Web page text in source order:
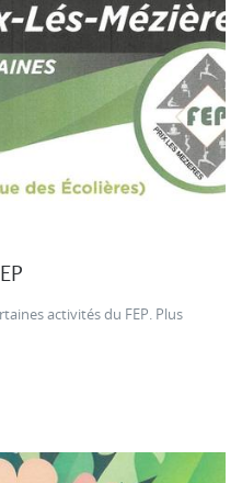
activités du FEP. Plus